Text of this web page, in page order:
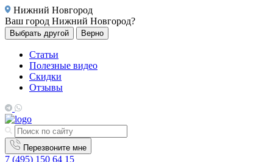
Нижний Новгород
Ваш город Нижний Новгород?
Выбрать другой Верно
Статьи
Полезные видео
Скидки
Отзывы
Перезвоните мне
7 (495) 150 64 15